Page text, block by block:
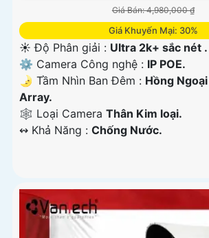
Giá Bán: 4,980,000 ₫
Giá Khuyến Mại: 30%
☀️ Độ Phân giải : Ultra 2k+ sắc nét .
⚙ Camera Công nghệ : IP POE.
🌛 Tầm Nhìn Ban Đêm : Hồng
Array.
🕸️ Loại Camera Thân Kim loại.
️↭ Khả Năng : Chống Nước.